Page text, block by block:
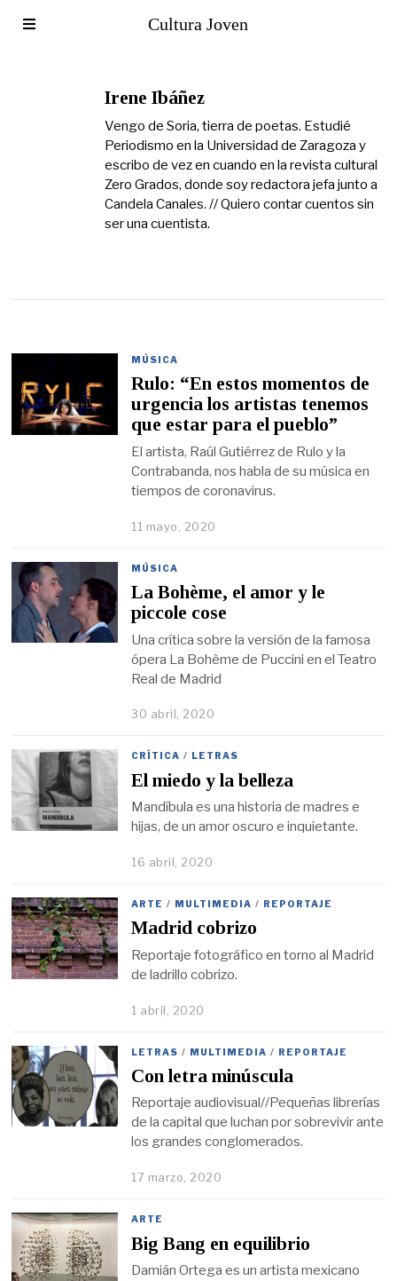
Cultura Joven
Irene Ibáñez
Vengo de Soria, tierra de poetas. Estudié
Periodismo en la Universidad de Zaragoza y
escribo de vez en cuando en la revista cultural
Zero Grados, donde soy redactora jefa junto a
Candela Canales. // Quiero contar cuentos sin
ser una cuentista.
MÚSICA
Rulo: “En estos momentos de
urgencia los artistas tenemos
que estar para el pueblo”
El artista, Raúl Gutiérrez de Rulo y la
Contrabanda, nos habla de su música en
tiempos de coronavirus.
11 mayo, 2020
MÚSICA
La Bohème, el amor y le
piccole cose
Una crítica sobre la versión de la famosa
ópera La Bohème de Puccini en el Teatro
Real de Madrid
30 abril, 2020
CRÍTICA / LETRAS
El miedo y la belleza
Mandíbula es una historia de madres e
hijas, de un amor oscuro e inquietante.
16 abril, 2020
ARTE / MULTIMEDIA / REPORTAJE
Madrid cobrizo
Reportaje fotográfico en torno al Madrid
de ladrillo cobrizo.
1 abril, 2020
LETRAS / MULTIMEDIA / REPORTAJE
Con letra minúscula
Reportaje audiovisual//Pequeñas librerías
de la capital que luchan por sobrevivir ante
los grandes conglomerados.
17 marzo, 2020
ARTE
Big Bang en equilibrio
Damián Ortega es un artista mexicano